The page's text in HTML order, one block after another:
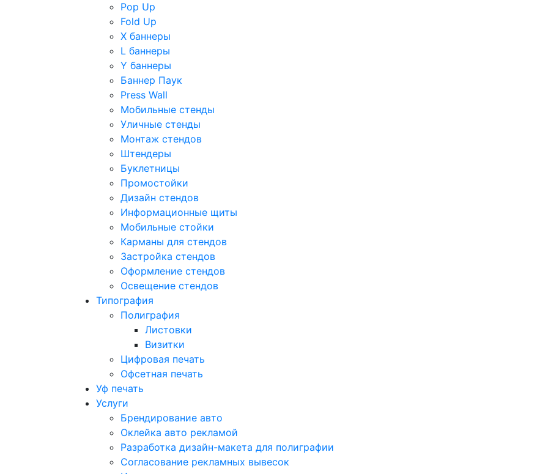
Pop Up
Fold Up
Х баннеры
L баннеры
Y баннеры
Баннер Паук
Press Wall
Мобильные стенды
Уличные стенды
Монтаж стендов
Штендеры
Буклетницы
Промостойки
Дизайн стендов
Информационные щиты
Мобильные стойки
Карманы для стендов
Застройка стендов
Оформление стендов
Освещение стендов
Типография
Полиграфия
Листовки
Визитки
Цифровая печать
Офсетная печать
Уф печать
Услуги
Брендирование авто
Оклейка авто рекламой
Разработка дизайн-макета для полиграфии
Согласование рекламных вывесок